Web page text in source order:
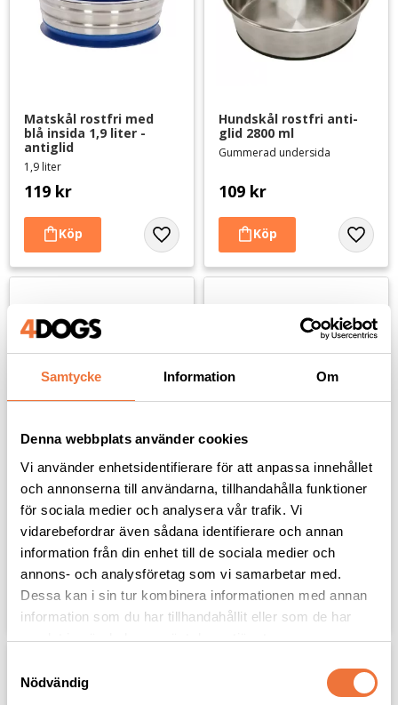
Samtycke Information Om
Denna webbplats använder cookies
Vi använder enhetsidentifierare för att anpassa innehållet
och annonserna till användarna, tillhandahålla funktioner
för sociala medier och analysera vår trafik. Vi
vidarebefordrar även sådana identifierare och annan
information från din enhet till de sociala medier och
annons- och analysföretag som vi samarbetar med.
Dessa kan i sin tur kombinera informationen med annan
information som du har tillhandahållit eller som de har
samlat in när du har använt deras tjänster.
Nödvändig
Matskål rostfri med
blå insida 1,9 liter -
antiglid
1,9 liter
119 kr
Lägg till i favoriter
Hundskål rostfri anti-
glid 2800 ml
Gummerad undersida
109 kr
Lägg
GLACIAL Termoskål 900
ml - leopard
Mat- och vattenskål i hög
kvalitet
379kr
Lägg till i favoriter
GLACIAL Termoskål 900
ml - puderrosa
Mat- och vattenskål i hög
kvalitet
379kr